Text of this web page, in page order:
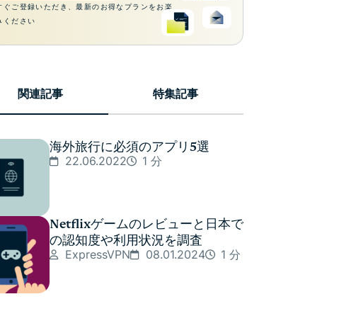
ぐご登録いただき、最新のお得なプランをお楽
ください
関連記事 特集記事
海外旅行に必須のアプリ5選
22.06.2022 1 分
Netflixゲームのレビューと日本で
の認知度や利用状況を調査
ExpressVPN 08.01.2024 1 分